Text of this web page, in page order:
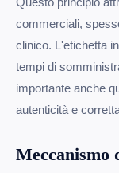
commerciali,
clinico. L'etichetta
tempi di
importante anche
autenticità e
Meccanismo